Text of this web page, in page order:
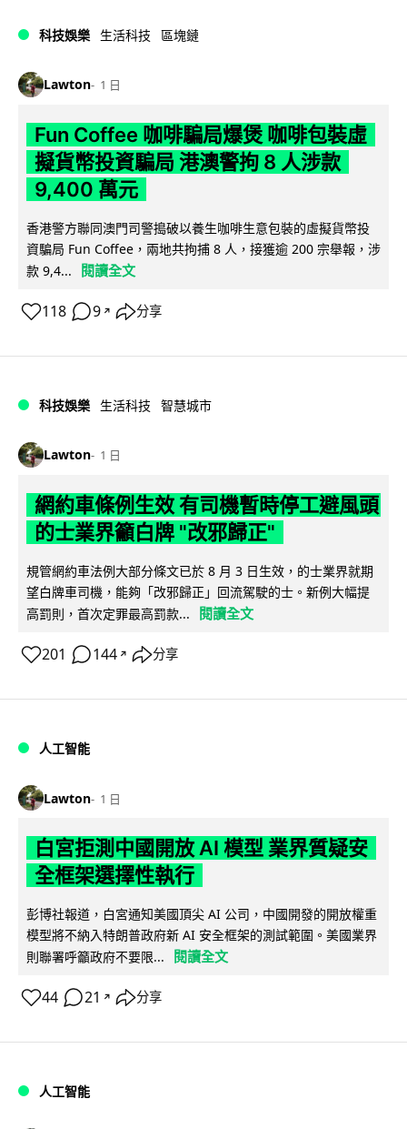
科技娛樂 生活科技 區塊鏈
Lawton 1 日
Fun Coffee 咖啡騙局爆煲 咖啡包裝虛
擬貨幣投資騙局 港澳警拘 8 人涉款
9,400 萬元
香港警方聯同澳門司警搗破以養生咖啡生意包裝的虛擬貨幣投
資騙局 Fun Coffee，兩地共拘捕 8 人，接獲逾 200 宗舉報，涉
款 9,4...
閱讀全文
118 9 ↗ 分享
科技娛樂 生活科技 智慧城市
Lawton 1 日
網約車條例生效 有司機暫時停工避風頭
的士業界籲白牌 "改邪歸正"
規管網約車法例大部分條文已於 8 月 3 日生效，的士業界就期
望白牌車司機，能夠「改邪歸正」回流駕駛的士。新例大幅提
高罰則，首次定罪最高罰款...
閱讀全文
201 144 ↗ 分享
人工智能
Lawton 1 日
白宮拒測中國開放 AI 模型 業界質疑安
全框架選擇性執行
彭博社報道，白宮通知美國頂尖 AI 公司，中國開發的開放權重
模型將不納入特朗普政府新 AI 安全框架的測試範圍。美國業界
則聯署呼籲政府不要限...
閱讀全文
44 21 ↗ 分享
人工智能